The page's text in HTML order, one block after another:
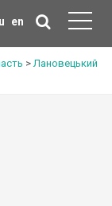
en
>Лановецький